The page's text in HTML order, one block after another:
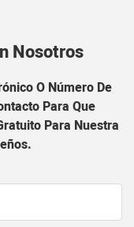
Nosotros
O Número De
Para Que
Para Nuestra